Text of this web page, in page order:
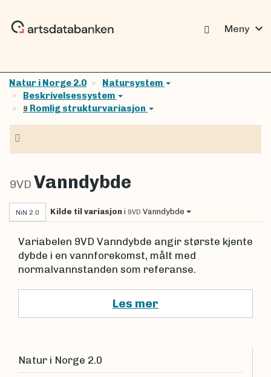
Meny expand_more
Natur i Norge 2.0
Natursystem
Beskrivelsessystem
9 Romlig strukturvariasjon
9VD Vanndybde
NiN 2.0 Kilde til variasjon i 9VD Vanndybde
Variabelen 9VD Vanndybde angir største kjente
dybde i en vannforekomst, målt med
normalvannstanden som referanse.
Les mer
Natur i Norge 2.0